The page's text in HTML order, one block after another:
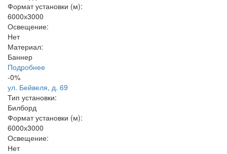
Формат установки (м):
6000х3000
Освещение:
Нет
Материал:
Баннер
Подробнее
-0%
ул. Бейвеля, д. 69
Тип установки:
Билборд
Формат установки (м):
6000х3000
Освещение:
Нет